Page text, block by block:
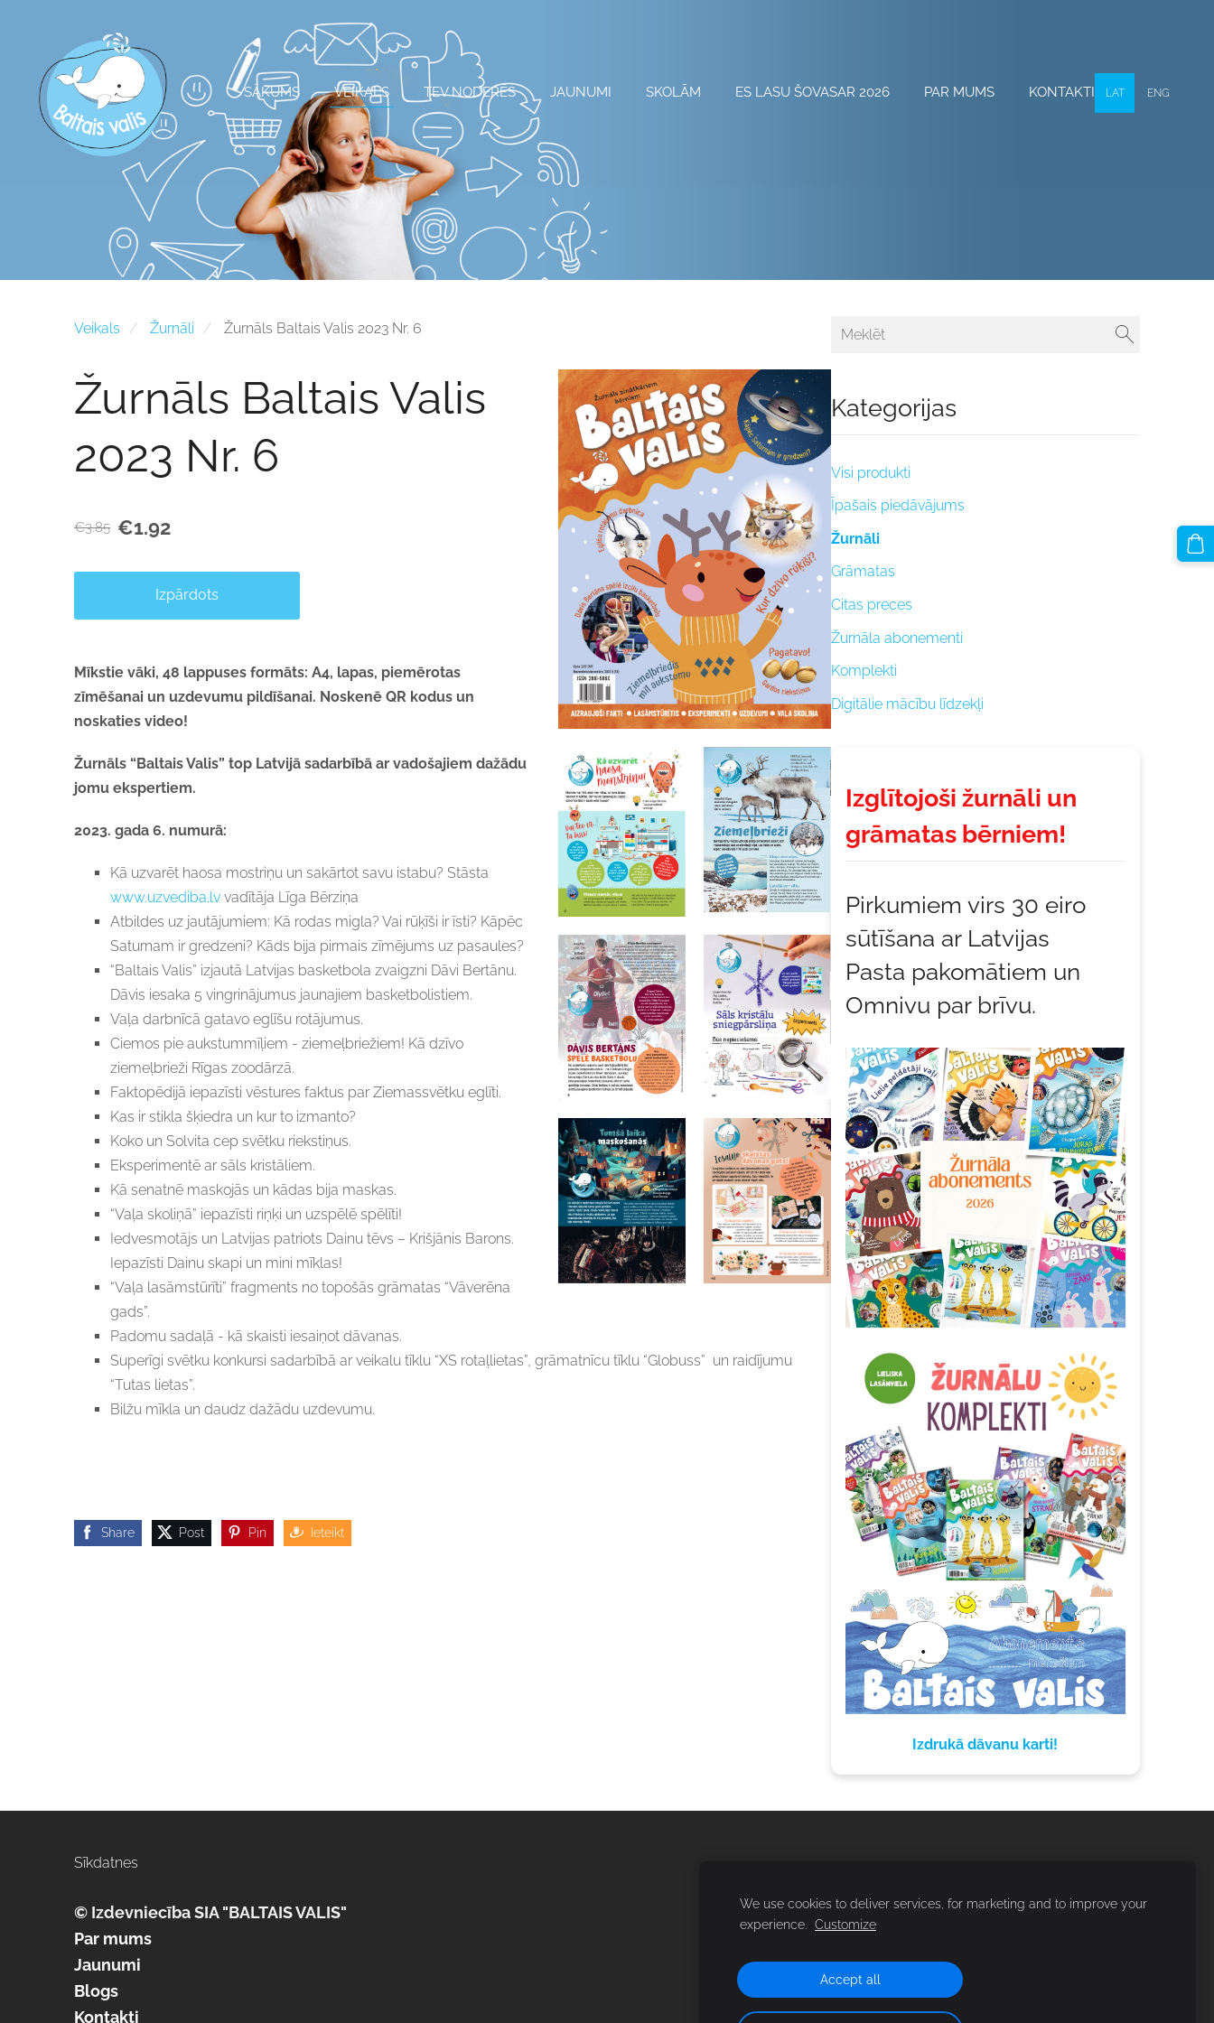
SĀKUMS VEIKALS TEV NODERĒS JAUNUMI SKOLĀM ES LASU ŠOVASAR 2026 PAR MUMS KONTAKTI LAT ENG
Kategorijas
Visi produkti
Īpašais piedāvājums
Žurnāli
Grāmatas
Citas preces
Žurnāla abonementi
Komplekti
Digitālie mācību līdzekļi
Izglītojoši žurnāli un
grāmatas bērniem!
Pirkumiem virs 30 eiro
sūtīšana ar Latvijas
Pasta pakomātiem un
Omnivu par brīvu.
Izdrukā dāvanu karti!
Veikals Žurnāli Žurnāls Baltais Valis 2023 Nr. 6
Žurnāls Baltais Valis
2023 Nr. 6
€3.85 €1.92
Izpārdots
Mīkstie vāki, 48 lappuses formāts: A4, lapas, piemērotas
zīmēšanai un uzdevumu pildīšanai. Noskenē QR kodus un
noskaties video!
Žurnāls “Baltais Valis” top Latvijā sadarbībā ar vadošajiem dažādu
jomu ekspertiem.
2023. gada 6. numurā:
Kā uzvarēt haosa mostriņu un sakārtot savu istabu? Stāsta
www.uzvediba.lv vadītāja Līga Bērziņa
Atbildes uz jautājumiem: Kā rodas migla? Vai rūķīši ir īsti? Kāpēc
Saturnam ir gredzeni? Kāds bija pirmais zīmējums uz pasaules?
“Baltais Valis” izjautā Latvijas basketbola zvaigzni Dāvi Bertānu.
Dāvis iesaka 5 vingrinājumus jaunajiem basketbolistiem.
Vaļa darbnīcā gatavo eglīšu rotājumus.
Ciemos pie aukstummīļiem - ziemeļbriežiem! Kā dzīvo
ziemeļbrieži Rīgas zoodārzā.
Faktopēdijā iepazīsti vēstures faktus par Ziemassvētku eglīti.
Kas ir stikla šķiedra un kur to izmanto?
Koko un Solvita cep svētku riekstiņus.
Eksperimentē ar sāls kristāliem.
Kā senatnē maskojās un kādas bija maskas.
“Vaļa skoliņā” iepazīsti riņķi un uzspēlē spēlīti!
Iedvesmotājs un Latvijas patriots Dainu tēvs – Krišjānis Barons.
Iepazīsti Dainu skapi un mini mīklas!
“Vaļa lasāmstūrīti” fragments no topošās grāmatas “Vāverēna
gads”.
Padomu sadaļā - kā skaisti iesaiņot dāvanas.
Superīgi svētku konkursi sadarbībā ar veikalu tīklu “XS rotaļlietas”, grāmatnīcu tīklu “Globuss” un raidījumu
“Tutas lietas”.
Bilžu mīkla un daudz dažādu uzdevumu.
Share Post Pin Ieteikt
Sīkdatnes
© Izdevniecība SIA "BALTAIS VALIS"
Par mums
Jaunumi
Blogs
Kontakti
We use cookies to deliver services, for marketing and to improve your
experience.
Customize
Accept all